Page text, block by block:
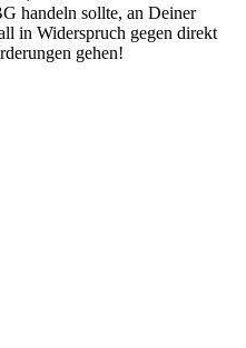
handeln sollte, an Deiner
in Widerspruch gegen direkt
gehen!